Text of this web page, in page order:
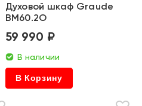
Духовой шкаф Graude
BM60.2O
59 990 ₽
В наличии
В Корзину